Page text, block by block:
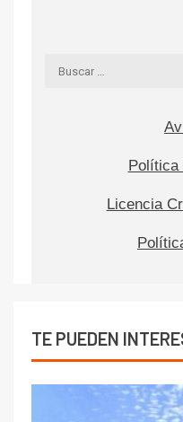
Política
Licencia
TE PUEDEN